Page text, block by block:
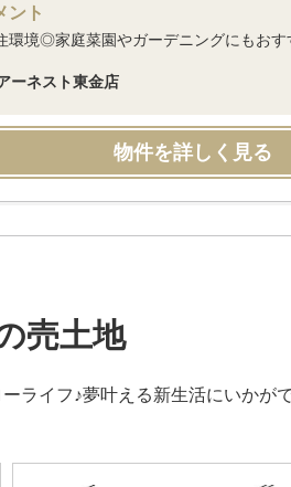
ント
環境◎家庭菜園やガーデニングにもおす
ーネスト東金店
物件を詳しく見る
売土地
ライフ♪夢叶える新生活にいか